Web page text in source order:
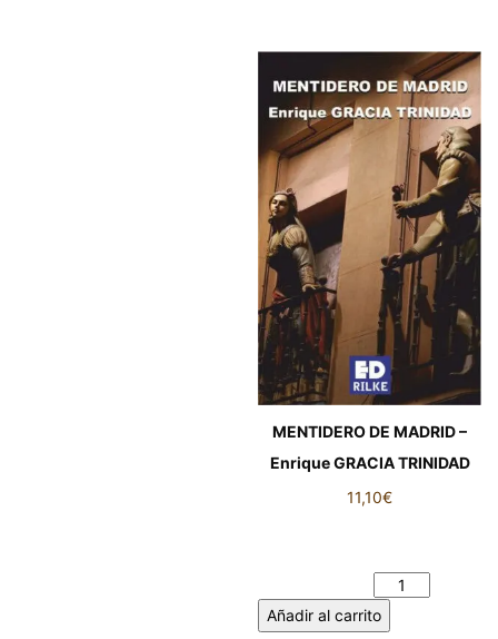
MENTIDERO DE MADRID –
Enrique GRACIA TRINIDAD
11,10€
Añadir al carrito